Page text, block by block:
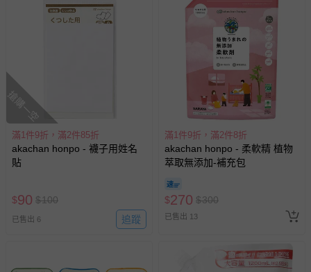
搶購一空
滿1件9折，滿2件85折
akachan honpo - 襪子用姓名
貼
$90 $100
已售出 6 追蹤
滿1件9折，滿2件8折
akachan honpo - 柔軟精 植物
萃取無添加-補充包
$270 $300
已售出 13